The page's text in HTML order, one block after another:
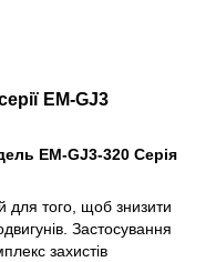
EM-GJ3
EM-GJ3-320 Серія
для того, щоб знизити
Застосування
захистів